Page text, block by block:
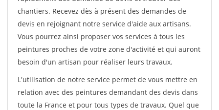
chantiers. Recevez dès à présent des demandes de
devis en rejoignant notre service d'aide aux artisans.
Vous pourrez ainsi proposer vos services à tous les
peintures proches de votre zone d'activité et qui auront
besoin d'un artisan pour réaliser leurs travaux.
L'utilisation de notre service permet de vous mettre en
relation avec des peintures demandant des devis dans
toute la France et pour tous types de travaux. Quel que